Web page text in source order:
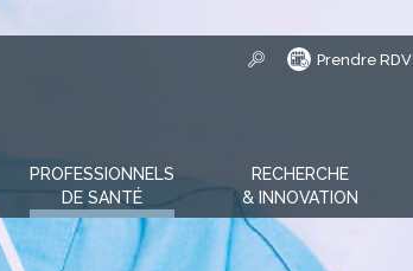
Prendre RDV
PROFESSIONNELS
DE SANTÉ
RECHERCHE
& INNOVATION